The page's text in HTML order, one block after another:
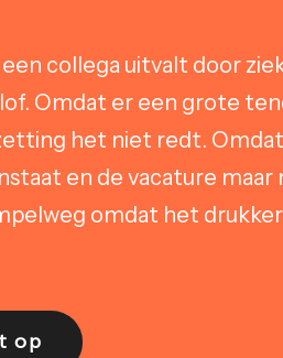
collega uitvalt door
Omdat er een grote
het niet redt.
en de vacature maar
omdat het drukker
op